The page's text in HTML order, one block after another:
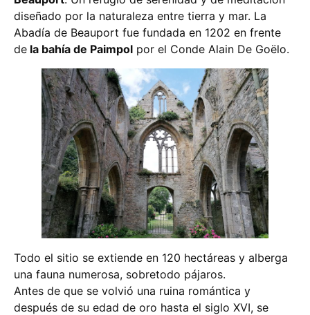
diseñado por la naturaleza entre tierra y mar. La
Abadía de Beauport fue fundada en 1202 en frente
de la bahía de Paimpol por el Conde Alain De Goëlo.
Todo el sitio se extiende en 120 hectáreas y alberga
una fauna numerosa, sobretodo pájaros.
Antes de que se volvió una ruina romántica y
después de su edad de oro hasta el siglo XVI, se